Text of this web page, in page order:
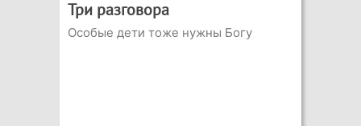
Три разговора
Особые дети тоже нужны Богу